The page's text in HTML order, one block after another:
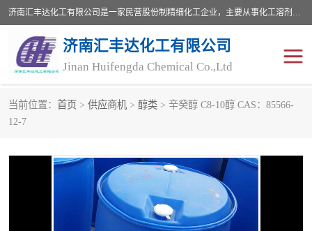
济南汇丰达化工有限公司是一家民营股份制精细化工企业，主要从事化工溶剂、药用辅料、合成中间体等深加工产品的研制开发、生产、销售和进出口贸易。主营产品：环氧丙烷，十二烷基苯，甲基磺酸，磺酸，DMF，DMAC，甘油，苯甲醇，乙酰氯，甲基丙烯酸，甲基丙烯酸甲酯，叔丁醇，异辛酸，二乙烯三胺，一乙，二乙‎，三乙醇胺，原乙酸三甲酯等化工产品及中间体。欢迎各界朋友洽谈咨询业务。
济南汇丰达化工有限公司
Jinan Huifengda Chemical Co.,Ltd
当前位置： 首页 > 供应商机 > 醇类 > 辛癸醇 C8-10醇 CAS：85566-
12-7胺类
醇类 醚类
酚类
无机化工原料